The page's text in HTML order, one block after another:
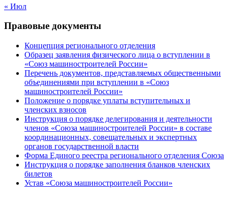
« Июл
Правовые документы
Концепция регионального отделения
Образец заявления физического лица о вступлении в
«Союз машиностроителей России»
Перечень документов, представляемых общественными
объединениями при вступлении в «Союз
машиностроителей России»
Положение о порядке уплаты вступительных и
членских взносов
Инструкция о порядке делегирования и деятельности
членов «Союза машиностроителей России» в составе
координационных, совещательных и экспертных
органов государственной власти
Форма Единого реестра регионального отделения Союза
Инструкция о порядке заполнения бланков членских
билетов
Устав «Союза машиностроителей России»